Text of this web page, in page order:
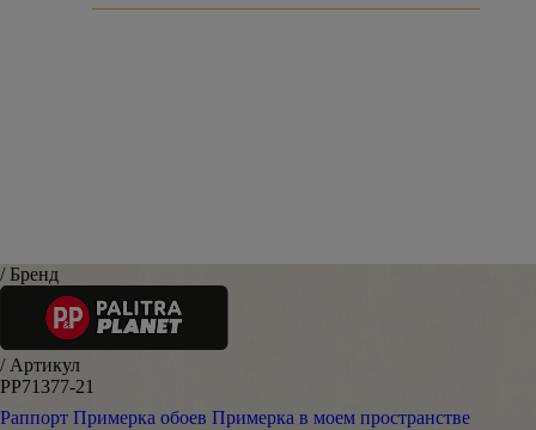
/ Бренд
/ Артикул
PP71377-21
Раппорт Примерка обоев Примерка в моем пространстве